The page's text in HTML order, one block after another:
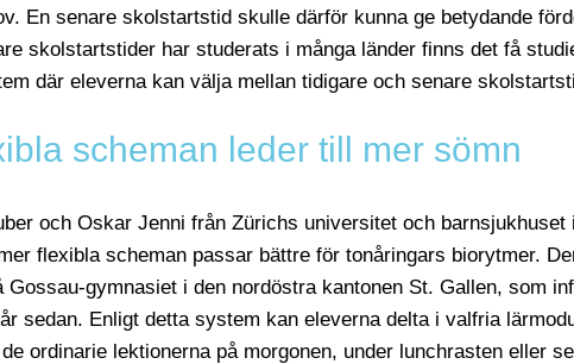
En senare skolstartstid skulle därför kunna ge betydande
skolstartstider har studerats i många länder finns det få
där eleverna kan välja mellan tidigare och senare
scheman leder till mer sömn
och Oskar Jenni från Zürichs universitet och barnsjukhuset
flexibla scheman passar bättre för tonåringars biorytmer.
Gossau-gymnasiet i den nordöstra kantonen St. Gallen, som
sedan. Enligt detta system kan eleverna delta i valfria
ordinarie lektionerna på morgonen, under lunchrasten eller